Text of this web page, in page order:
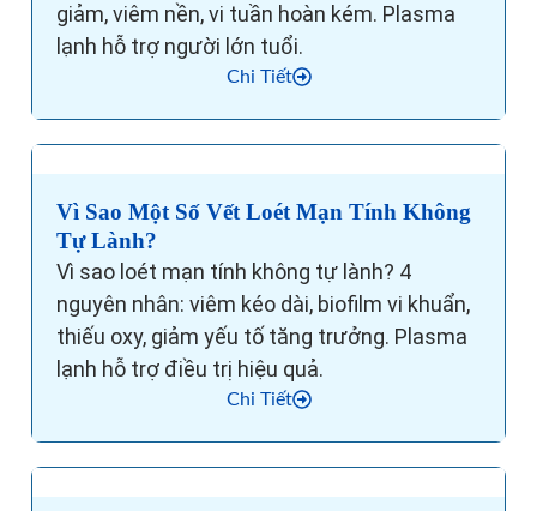
giảm, viêm nền, vi tuần hoàn kém. Plasma
lạnh hỗ trợ người lớn tuổi.
Chi Tiết
Vì Sao Một Số Vết Loét Mạn Tính Không
Tự Lành?
Vì sao loét mạn tính không tự lành? 4
nguyên nhân: viêm kéo dài, biofilm vi khuẩn,
thiếu oxy, giảm yếu tố tăng trưởng. Plasma
lạnh hỗ trợ điều trị hiệu quả.
Chi Tiết